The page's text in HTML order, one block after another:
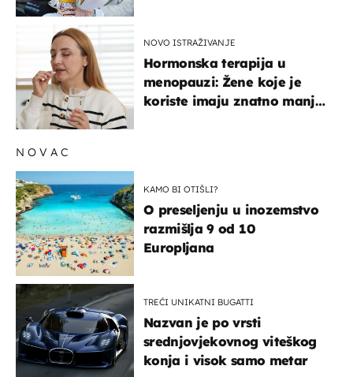
NOVO ISTRAŽIVANJE
Hormonska terapija u
menopauzi: Žene koje je
koriste imaju znatno manji
NOVAC
KAMO BI OTIŠLI?
O preseljenju u inozemstvo
razmišlja 9 od 10
Europljana
TREĆI UNIKATNI BUGATTI
Nazvan je po vrsti
srednjovjekovnog viteškog
konja i visok samo metar